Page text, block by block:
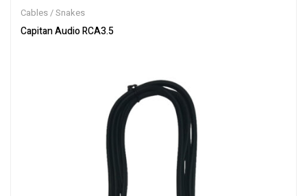
Cables / Snakes
Capitan Audio RCA3.5